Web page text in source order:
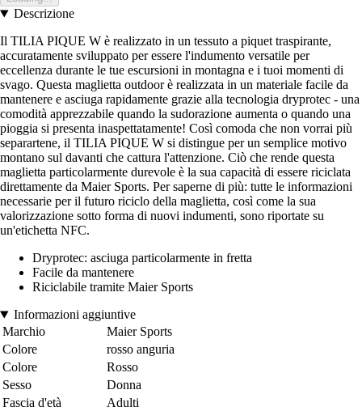
Descrizione
Il TILIA PIQUE W è realizzato in un tessuto a piquet traspirante,
accuratamente sviluppato per essere l'indumento versatile per
eccellenza durante le tue escursioni in montagna e i tuoi momenti di
svago. Questa maglietta outdoor è realizzata in un materiale facile da
mantenere e asciuga rapidamente grazie alla tecnologia dryprotec - una
comodità apprezzabile quando la sudorazione aumenta o quando una
pioggia si presenta inaspettatamente! Così comoda che non vorrai più
separartene, il TILIA PIQUE W si distingue per un semplice motivo
montano sul davanti che cattura l'attenzione. Ciò che rende questa
maglietta particolarmente durevole è la sua capacità di essere riciclata
direttamente da Maier Sports. Per saperne di più: tutte le informazioni
necessarie per il futuro riciclo della maglietta, così come la sua
valorizzazione sotto forma di nuovi indumenti, sono riportate su
un'etichetta NFC.
Dryprotec: asciuga particolarmente in fretta
Facile da mantenere
Riciclabile tramite Maier Sports
Informazioni aggiuntive
Marchio
Maier Sports
Colore
rosso anguria
Colore
Rosso
Sesso
Donna
Fascia d'età
Adulti